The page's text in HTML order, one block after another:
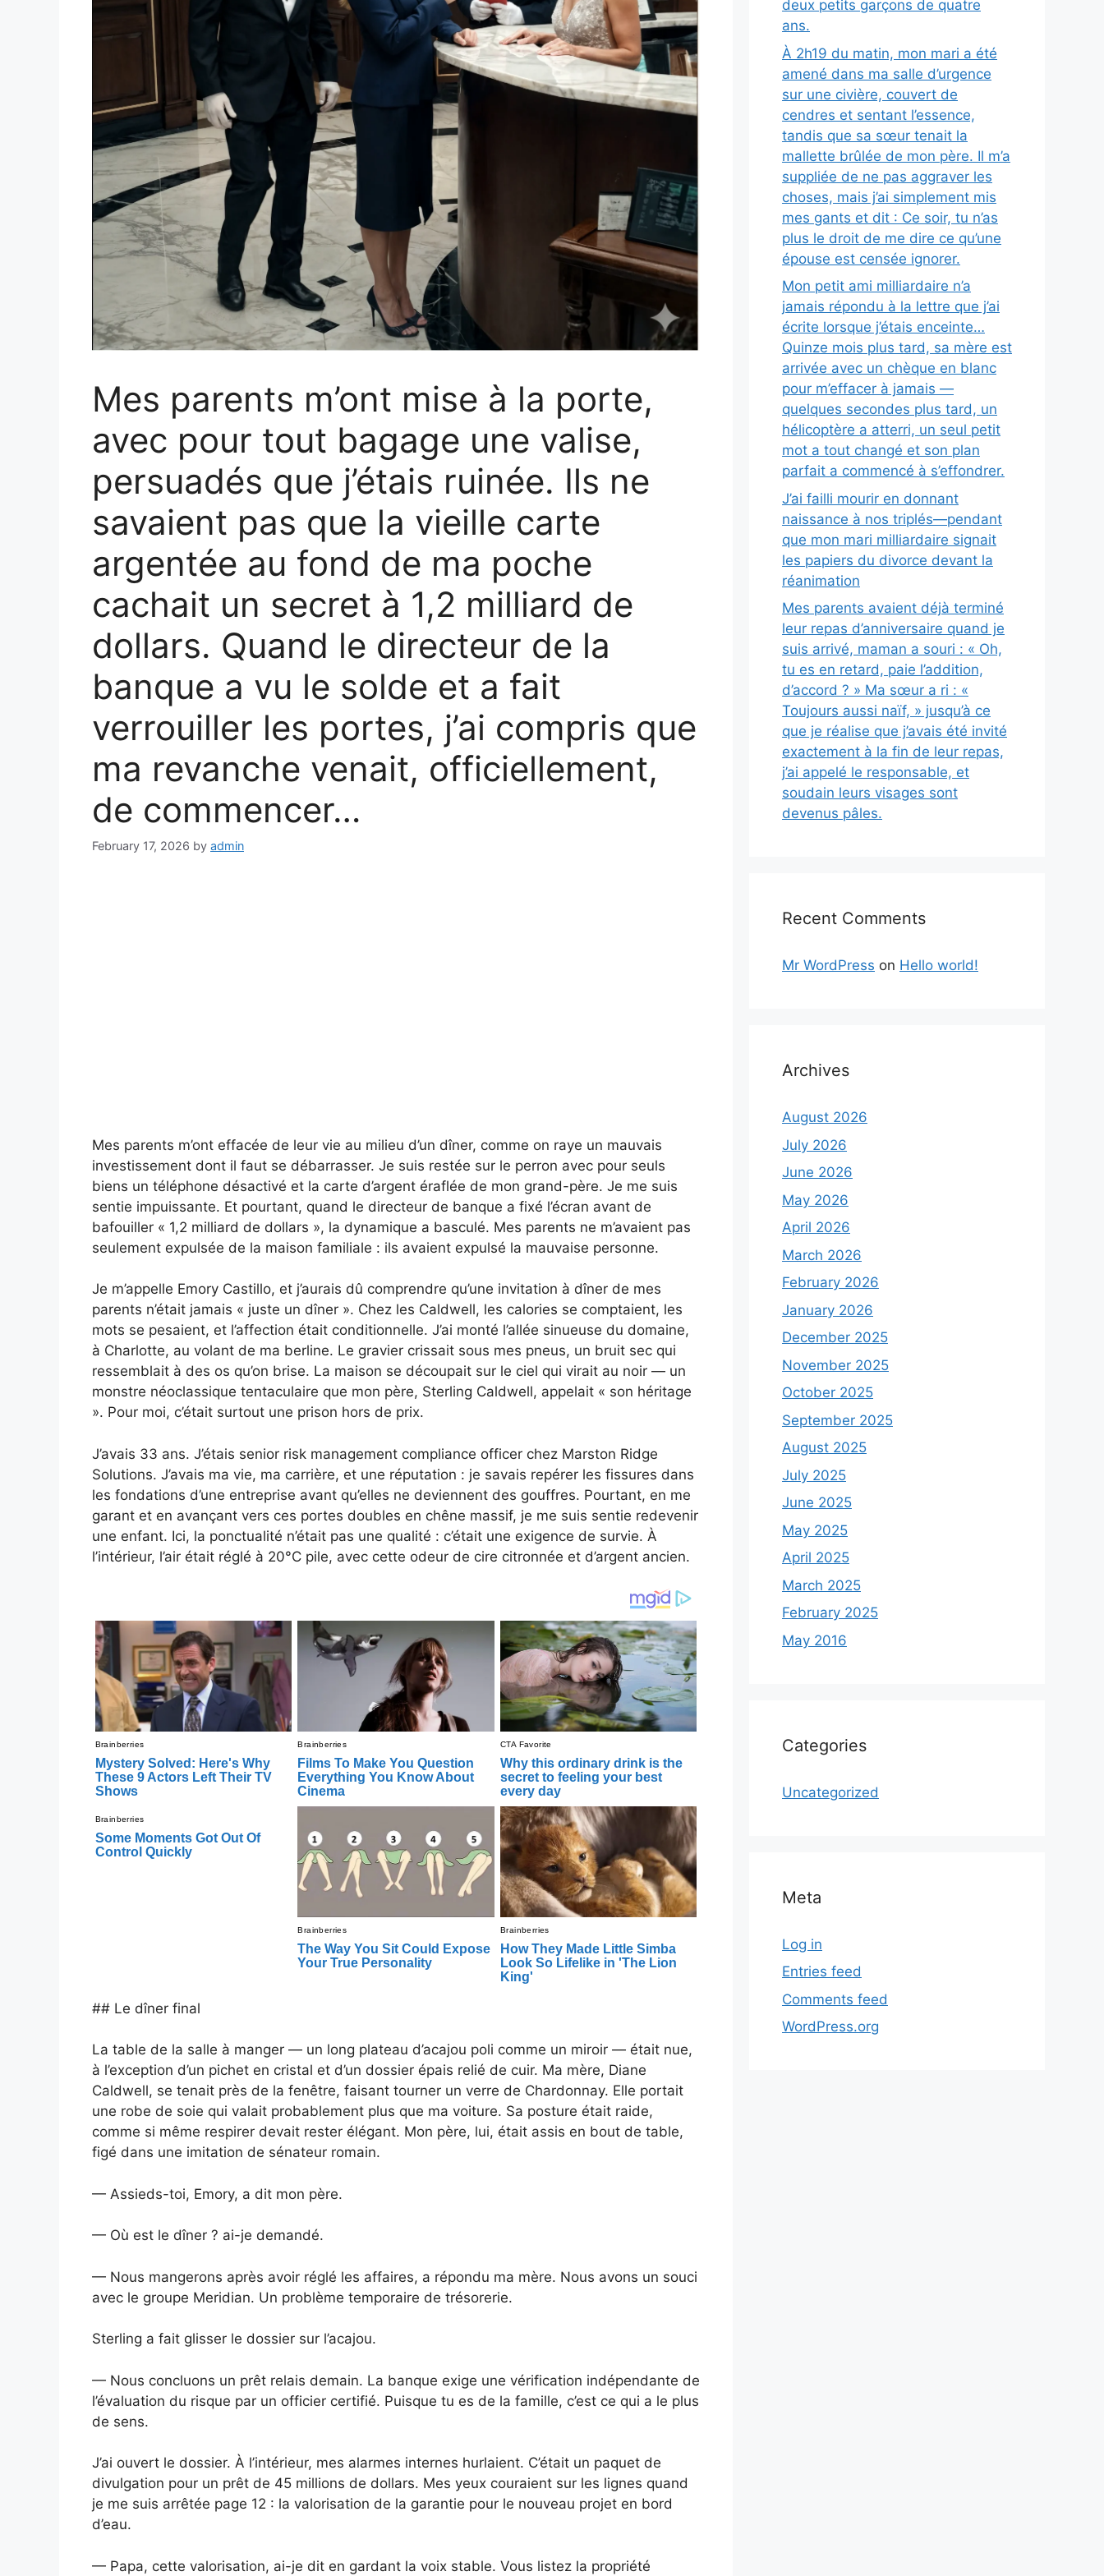
Mes parents m’ont mise à la porte,
avec pour tout bagage une valise,
persuadés que j’étais ruinée. Ils ne
savaient pas que la vieille carte
argentée au fond de ma poche
cachait un secret à 1,2 milliard de
dollars. Quand le directeur de la
banque a vu le solde et a fait
verrouiller les portes, j’ai compris que
ma revanche venait, officiellement,
de commencer…
February 17, 2026 by admin
Mes parents m’ont effacée de leur vie au milieu d’un dîner, comme on raye un mauvais
investissement dont il faut se débarrasser. Je suis restée sur le perron avec pour seuls
biens un téléphone désactivé et la carte d’argent éraflée de mon grand-père. Je me suis
sentie impuissante. Et pourtant, quand le directeur de banque a fixé l’écran avant de
bafouiller « 1,2 milliard de dollars », la dynamique a basculé. Mes parents ne m’avaient pas
seulement expulsée de la maison familiale : ils avaient expulsé la mauvaise personne.
Je m’appelle Emory Castillo, et j’aurais dû comprendre qu’une invitation à dîner de mes
parents n’était jamais « juste un dîner ». Chez les Caldwell, les calories se comptaient, les
mots se pesaient, et l’affection était conditionnelle. J’ai monté l’allée sinueuse du domaine,
à Charlotte, au volant de ma berline. Le gravier crissait sous mes pneus, un bruit sec qui
ressemblait à des os qu’on brise. La maison se découpait sur le ciel qui virait au noir — un
monstre néoclassique tentaculaire que mon père, Sterling Caldwell, appelait « son héritage
». Pour moi, c’était surtout une prison hors de prix.
J’avais 33 ans. J’étais senior risk management compliance officer chez Marston Ridge
Solutions. J’avais ma vie, ma carrière, et une réputation : je savais repérer les fissures dans
les fondations d’une entreprise avant qu’elles ne deviennent des gouffres. Pourtant, en me
garant et en avançant vers ces portes doubles en chêne massif, je me suis sentie redevenir
une enfant. Ici, la ponctualité n’était pas une qualité : c’était une exigence de survie. À
l’intérieur, l’air était réglé à 20°C pile, avec cette odeur de cire citronnée et d’argent ancien.
## Le dîner final
La table de la salle à manger — un long plateau d’acajou poli comme un miroir — était nue,
à l’exception d’un pichet en cristal et d’un dossier épais relié de cuir. Ma mère, Diane
Caldwell, se tenait près de la fenêtre, faisant tourner un verre de Chardonnay. Elle portait
une robe de soie qui valait probablement plus que ma voiture. Sa posture était raide,
comme si même respirer devait rester élégant. Mon père, lui, était assis en bout de table,
figé dans une imitation de sénateur romain.
— Assieds-toi, Emory, a dit mon père.
— Où est le dîner ? ai-je demandé.
— Nous mangerons après avoir réglé les affaires, a répondu ma mère. Nous avons un souci
avec le groupe Meridian. Un problème temporaire de trésorerie.
Sterling a fait glisser le dossier sur l’acajou.
— Nous concluons un prêt relais demain. La banque exige une vérification indépendante de
l’évaluation du risque par un officier certifié. Puisque tu es de la famille, c’est ce qui a le plus
de sens.
J’ai ouvert le dossier. À l’intérieur, mes alarmes internes hurlaient. C’était un paquet de
divulgation pour un prêt de 45 millions de dollars. Mes yeux couraient sur les lignes quand
je me suis arrêtée page 12 : la valorisation de la garantie pour le nouveau projet en bord
d’eau.
— Papa, cette valorisation, ai-je dit en gardant la voix stable. Vous listez la propriété
deux petits garçons de quatre
ans.
À 2h19 du matin, mon mari a été
amené dans ma salle d’urgence
sur une civière, couvert de
cendres et sentant l’essence,
tandis que sa sœur tenait la
mallette brûlée de mon père. Il m’a
suppliée de ne pas aggraver les
choses, mais j’ai simplement mis
mes gants et dit : Ce soir, tu n’as
plus le droit de me dire ce qu’une
épouse est censée ignorer.
Mon petit ami milliardaire n’a
jamais répondu à la lettre que j’ai
écrite lorsque j’étais enceinte…
Quinze mois plus tard, sa mère est
arrivée avec un chèque en blanc
pour m’effacer à jamais —
quelques secondes plus tard, un
hélicoptère a atterri, un seul petit
mot a tout changé et son plan
parfait a commencé à s’effondrer.
J’ai failli mourir en donnant
naissance à nos triplés—pendant
que mon mari milliardaire signait
les papiers du divorce devant la
réanimation
Mes parents avaient déjà terminé
leur repas d’anniversaire quand je
suis arrivé, maman a souri : « Oh,
tu es en retard, paie l’addition,
d’accord ? » Ma sœur a ri : «
Toujours aussi naïf, » jusqu’à ce
que je réalise que j’avais été invité
exactement à la fin de leur repas,
j’ai appelé le responsable, et
soudain leurs visages sont
devenus pâles.
Recent Comments
Mr WordPress on Hello world!
Archives
August 2026
July 2026
June 2026
May 2026
April 2026
March 2026
February 2026
January 2026
December 2025
November 2025
October 2025
September 2025
August 2025
July 2025
June 2025
May 2025
April 2025
March 2025
February 2025
May 2016
Categories
Uncategorized
Meta
Log in
Entries feed
Comments feed
WordPress.org